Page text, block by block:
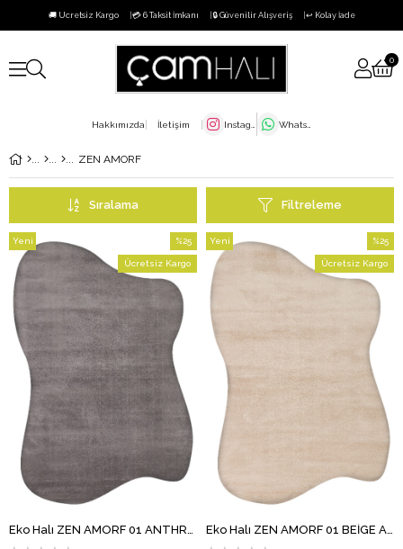
🚚 Ücretsiz Kargo 💳 6 Taksit İmkanı 🔒 Güvenilir Alışveriş ↩️ Kolay İade
0
Hakkımızda İletişim
ZEN AMORF
Filtreleme
Sıralama
%25
İndirim
%25İndirim
Ücretsiz Kargo
Yeni
Ürün
%25
İndirim
Ücretsiz Kargo
Yeni
Ürün